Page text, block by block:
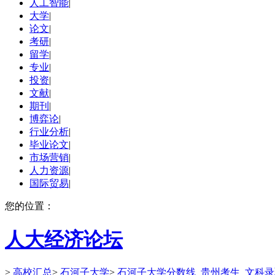
人工智能|
大学|
论文|
考研|
留学|
专业|
投资|
文献|
期刊 |
博弈论|
行业分析|
毕业论文|
市场营销|
人力资源|
国际贸易|
您的位置：
人大经济论坛
> 高校汇总> 石河子大学> 石河子大学分数线_贵州考生_文科